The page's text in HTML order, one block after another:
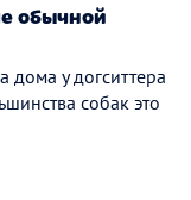
обычной
дома у догситтера
собак это